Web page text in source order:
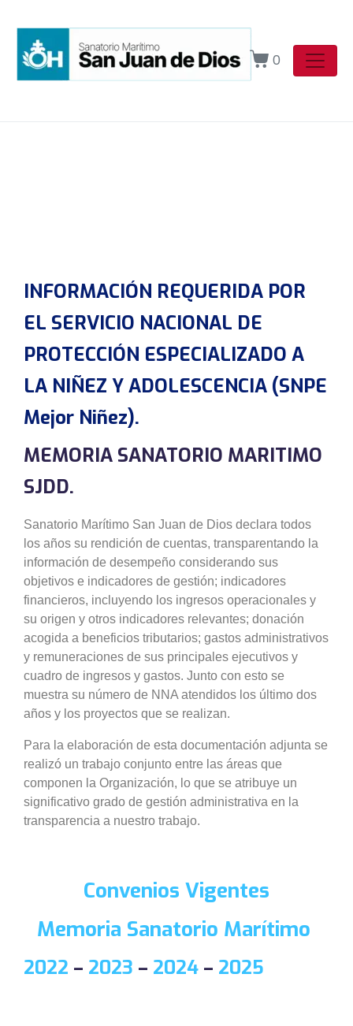
0
INFORMACIÓN REQUERIDA POR
EL SERVICIO NACIONAL DE
PROTECCIÓN ESPECIALIZADO A
LA NIÑEZ Y ADOLESCENCIA (SNPE
Mejor Niñez).
MEMORIA SANATORIO MARITIMO
SJDD.
Sanatorio Marítimo San Juan de Dios declara todos
los años su rendición de cuentas, transparentando la
información de desempeño considerando sus
objetivos e indicadores de gestión; indicadores
financieros, incluyendo los ingresos operacionales y
su origen y otros indicadores relevantes; donación
acogida a beneficios tributarios; gastos administrativos
y remuneraciones de sus principales ejecutivos y
cuadro de ingresos y gastos. Junto con esto se
muestra su número de NNA atendidos los último dos
años y los proyectos que se realizan.
Para la elaboración de esta documentación adjunta se
realizó un trabajo conjunto entre las áreas que
componen la Organización, lo que se atribuye un
significativo grado de gestión administrativa en la
transparencia a nuestro trabajo.
Convenios Vigentes
Memoria Sanatorio Marítimo
2022 – 2023 – 2024 – 2025